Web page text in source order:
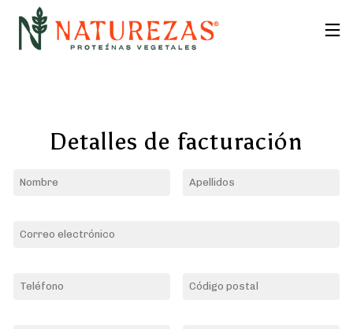
Detalles de facturación